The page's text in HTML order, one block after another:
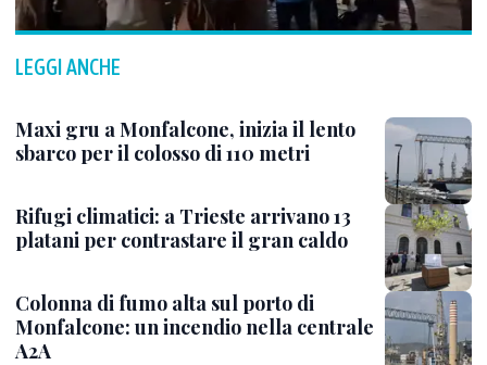
LEGGI ANCHE
Maxi gru a Monfalcone, inizia il lento
sbarco per il colosso di 110 metri
Rifugi climatici: a Trieste arrivano 13
platani per contrastare il gran caldo
Colonna di fumo alta sul porto di
Monfalcone: un incendio nella centrale
A2A